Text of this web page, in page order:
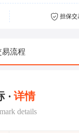
担保交
易流程
· 详情
details